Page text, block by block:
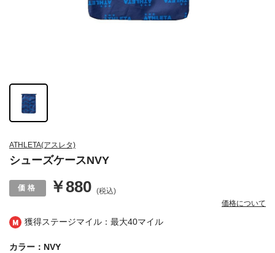
獲得ステージマイル：最大40マイル
ATHLETA(アスレタ)
シューズケースNVY
￥880 (税込)
価格について
カラー：NVY